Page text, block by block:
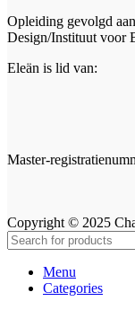
Opleiding gevolgd
Design/Instituut voor
Eleän is lid van:
Master-
Copyright © 2025
Menu
Categories